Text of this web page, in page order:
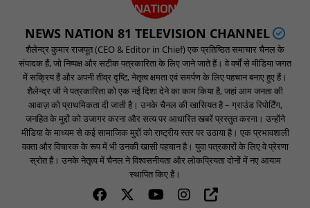
NEWS NATION 81 TELEVISION CHANNEL
शैलेन्द्र कुमार राजपूत (CEO & Editor in Chief) एक प्रतिष्ठित समाचार चैनल के
संपादक हैं, जो निष्पक्ष और सटीक पत्रकारिता के लिए जाने जाते हैं। वे वर्षों से मीडिया जगत
में सक्रिय हैं और अपनी तीव्र दृष्टि, नेतृत्व क्षमता एवं समर्पण के लिए पहचान बनाए हुए हैं।
शैलेन्द्र जी ने पत्रकारिता को एक नई दिशा देने का काम किया है, जहां आम जनता की
आवाज़ को प्राथमिकता दी जाती है। उनके चैनल की खासियत है – ग्राउंड रिपोर्टिंग,
जनहित के मुद्दों को उजागर करना और सत्य पर आधारित खबरें प्रस्तुत करना। उन्होंने
मीडिया के माध्यम से कई सामाजिक मुद्दों को राष्ट्रीय स्तर पर उठाया है। एक प्रभावशाली
वक्ता और विचारक के रूप में भी उनकी खासी पहचान है। युवा पत्रकारों के लिए वे प्रेरणा
स्रोत हैं। उनके नेतृत्व में चैनल ने विश्वसनीयता और लोकप्रियता दोनों में नए आयाम
स्थापित किए हैं।